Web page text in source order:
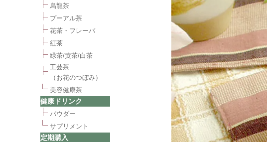
烏龍茶
プーアル茶
花茶・フレーバ
紅茶
緑茶/黄茶/白茶
工芸茶
（お花のつぼみ）
美容健康茶
健康ドリンク
パウダー
サプリメント
定期購入